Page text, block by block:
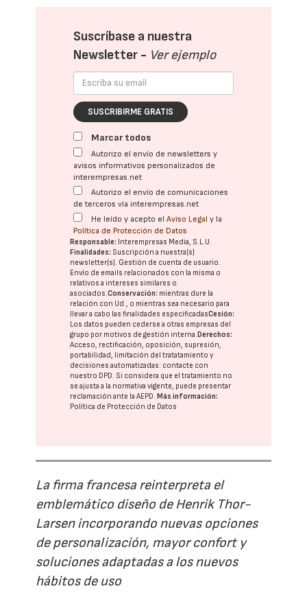
Suscríbase a nuestra
Newsletter - Ver ejemplo
SUSCRIBIRME GRATIS
Marcar todos
Autorizo el envío de newsletters y
avisos informativos personalizados de
interempresas.net
Autorizo el envío de comunicaciones
de terceros vía interempresas.net
He leído y acepto elAviso Legal y la
Política de Protección de Datos
Responsable: Interempresas Media, S.L.U.
Finalidades: Suscripción a nuestra(s)
newsletter(s). Gestión de cuenta de usuario.
Envío de emails relacionados con la misma o
relativos a intereses similares o
asociados.Conservación: mientras dure la
relación con Ud., o mientras sea necesario para
llevar a cabo las finalidades especificadasCesión:
Los datos pueden cederse a otras empresas del
grupo por motivos de gestión interna.Derechos:
Acceso, rectificación, oposición, supresión,
portabilidad, limitación del tratatamiento y
decisiones automatizadas: contacte con
nuestro DPD. Si considera que el tratamiento no
se ajusta a la normativa vigente, puede presentar
reclamación ante laAEPD.Más información:
Política de Protección de Datos
La firma francesa reinterpreta el
emblemático diseño de Henrik Thor-
Larsen incorporando nuevas opciones
de personalización, mayor confort y
soluciones adaptadas a los nuevos
hábitos de uso